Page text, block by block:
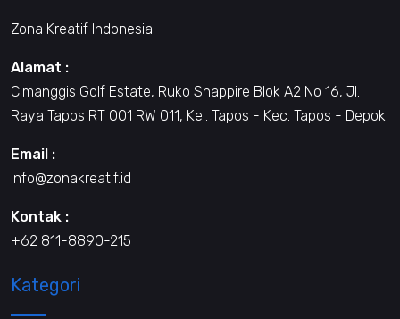
Zona Kreatif Indonesia
Alamat :
Cimanggis Golf Estate, Ruko Shappire Blok A2 No 16, Jl.
Raya Tapos RT 001 RW 011, Kel. Tapos - Kec. Tapos - Depok
Email :
info@zonakreatif.id
Kontak :
+62 811-8890-215
Kategori